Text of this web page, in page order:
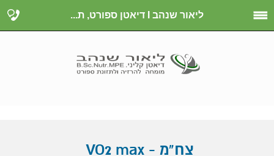
ליאור שנהב I דיאטן ספורט, ת...
צח"מ - VO2 max